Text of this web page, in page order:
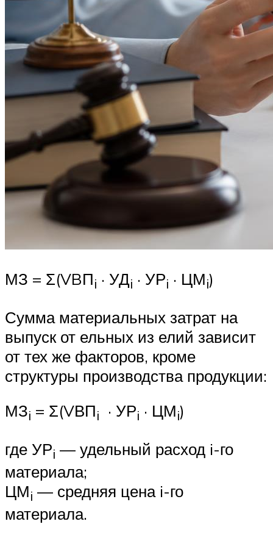
МЗ = Σ(VBПi · УДi · УРi · ЦМi)
Сумма материальных затрат на
выпуск от ельных из елий зависит
от тех же факторов, кроме
структуры производства продукции:
МЗi = Σ(VВПi · УРi · ЦМi)
где УРi — удельный расход i-го
материала;
ЦМi — средняя цена i-го
материала.